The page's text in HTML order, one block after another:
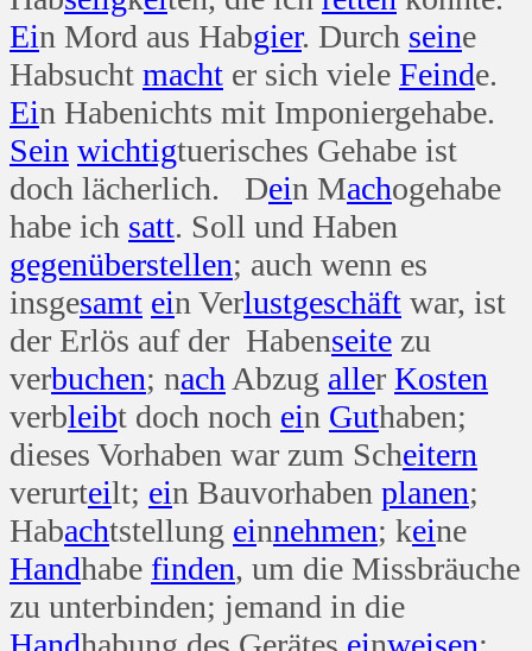
Ein Mord aus Habgier. Durch seine
Habsucht macht er sich viele Feinde.
Ein Habenichts mit Imponiergehabe.
Sein wichtigtuerisches Gehabe ist
doch lächerlich. Dein Machogehabe
habe ich satt. Soll und Haben
gegenüberstellen; auch wenn es
insgesamt ein Verlustgeschäft war, ist
der Erlös auf der Habenseite zu
verbuchen; nach Abzug aller Kosten
verbleibt doch noch ein Guthaben;
dieses Vorhaben war zum Scheitern
verurteilt; ein Bauvorhaben planen;
Habachtstellung einnehmen; keine
Handhabe finden, um die Missbräuche
zu unterbinden; jemand in die